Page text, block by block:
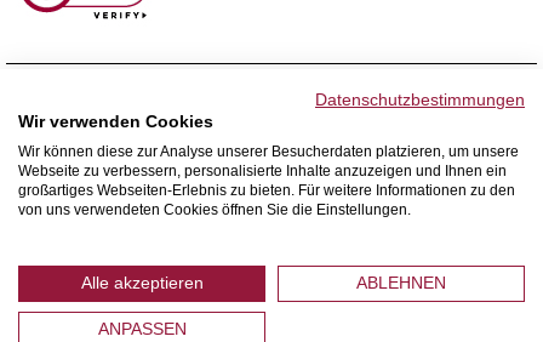
WIR VERSENDEN MIT
Datenschutzbestimmungen
Wir verwenden Cookies
Wir können diese zur Analyse unserer Besucherdaten platzieren, um unsere
Webseite zu verbessern, personalisierte Inhalte anzuzeigen und Ihnen ein
großartiges Webseiten-Erlebnis zu bieten. Für weitere Informationen zu den
von uns verwendeten Cookies öffnen Sie die Einstellungen.
Alle akzeptieren ABLEHNEN
ANPASSEN